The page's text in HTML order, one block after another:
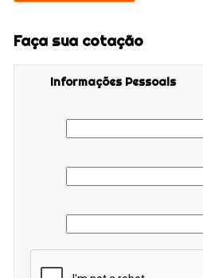
Faça sua cotação
Informações Pessoais